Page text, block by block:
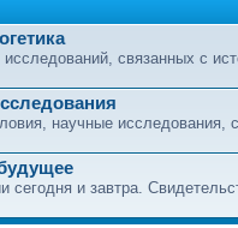
связанных с
научные исследования,
сегодня и завтра.